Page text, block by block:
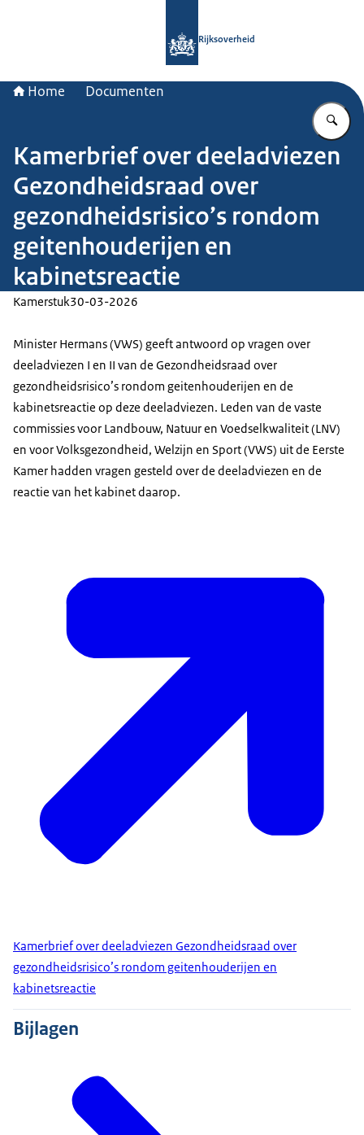
Rijksoverheid
Home Documenten
Kamerbrief over deeladviezen
Gezondheidsraad over
gezondheidsrisico’s rondom
geitenhouderijen en
kabinetsreactie
Kamerstuk30-03-2026
Minister Hermans (VWS) geeft antwoord op vragen over
deeladviezen I en II van de Gezondheidsraad over
gezondheidsrisico’s rondom geitenhouderijen en de
kabinetsreactie op deze deeladviezen. Leden van de vaste
commissies voor Landbouw, Natuur en Voedselkwaliteit (LNV)
en voor Volksgezondheid, Welzijn en Sport (VWS) uit de Eerste
Kamer hadden vragen gesteld over de deeladviezen en de
reactie van het kabinet daarop.
Kamerbrief over deeladviezen Gezondheidsraad over
gezondheidsrisico’s rondom geitenhouderijen en
kabinetsreactie
Bijlagen